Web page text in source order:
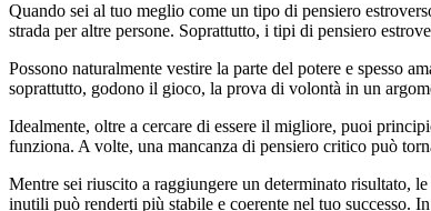
Quando sei al tuo meglio come un tipo di pensiero
strada per altre persone. Soprattutto, i tipi di pensiero
Possono naturalmente vestire la parte del potere e spesso
soprattutto, godono il gioco, la prova di volontà in un
Idealmente, oltre a cercare di essere il migliore, puoi
funziona. A volte, una mancanza di pensiero critico può
Mentre sei riuscito a raggiungere un determinato risultato,
inutili può renderti più stabile e coerente nel tuo successo.